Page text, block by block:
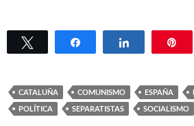
Twittear Compartir Compartir
CATALUÑA COMUNISMO ESPAÑA
POLÍTICA
SEPARATISTAS SOCIALISMO